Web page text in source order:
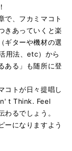
で、フカミマコト
きあっていくと楽
ギターや機材の選
用法、etc）から
ある」も随所に登
コトが日々提唱し
t Think. Feel
わるでしょう。
ーになりますよう